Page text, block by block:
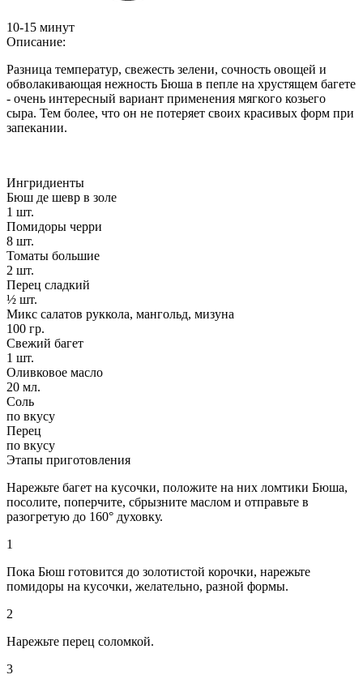
10-15 минут
Описание:
Разница температур, свежесть зелени, сочность овощей и
обволакивающая нежность Бюша в пепле на хрустящем багете
- очень интересный вариант применения мягкого козьего
сыра. Тем более, что он не потеряет своих красивых форм при
запекании.
Ингридиенты
Бюш де шевр в золе
1 шт.
Помидоры черри
8 шт.
Томаты большие
2 шт.
Перец сладкий
½ шт.
Микс салатов руккола, мангольд, мизуна
100 гр.
Свежий багет
1 шт.
Оливковое масло
20 мл.
Соль
по вкусу
Перец
по вкусу
Этапы приготовления
Нарежьте багет на кусочки, положите на них ломтики Бюша,
посолите, поперчите, сбрызните маслом и отправьте в
разогретую до 160° духовку.
1
Пока Бюш готовится до золотистой корочки, нарежьте
помидоры на кусочки, желательно, разной формы.
2
Нарежьте перец соломкой.
3